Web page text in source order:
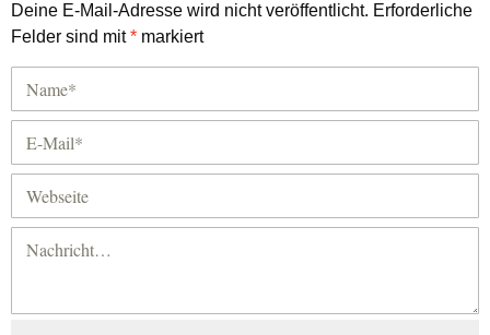
Deine E-Mail-Adresse wird nicht veröffentlicht. Erforderliche
Felder sind mit* markiert